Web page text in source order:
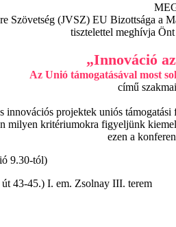
Szövetség (JVSZ) EU Bizottsága a
tisztelettel meghívja
„Innováció
Az Unió támogatásával most
című
projektek uniós
milyen kritériumokra figyeljünk
ezen a
9.30-tól)
43-45.) I. em. Zsolnay III. terem